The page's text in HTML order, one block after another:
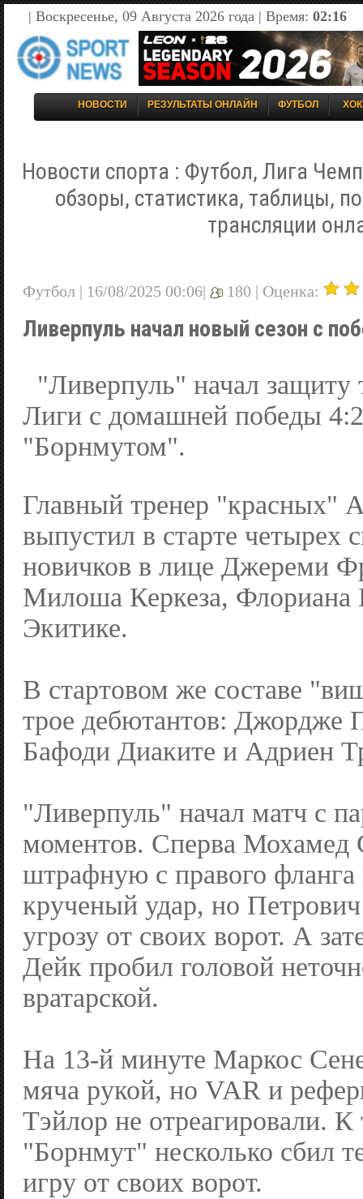
| Воскресенье, 09 Августа 2026 года | Время: 02:16
НОВОСТИ РЕЗУЛЬТАТЫ ОНЛАЙН ФУТБОЛ
Новости спорта : Футбол, Лига
обзоры, статистика, таблицы,
трансляции
Футбол | 16/08/2025 00:06| 180 | Оценка:
Ливерпуль начал новый сезон с
"Ливерпуль" начал защиту
Лиги с домашней победы
"Борнмутом".
Главный тренер "красных"
выпустил в старте четырех
новичков в лице Джереми
Милоша Керкеза, Флориана
Экитике.
В стартовом же составе
трое дебютантов: Джордже
Бафоди Диаките и Адриен
"Ливерпуль" начал матч с
моментов. Сперва Мохамед
штрафную с правого фланга
крученый удар, но
угрозу от своих ворот. А
Дейк пробил головой
вратарской.
На 13-й минуте Маркос
мяча рукой, но VAR и
Тэйлор не отреагировали.
"Борнмут" несколько сбил
игру от своих ворот.